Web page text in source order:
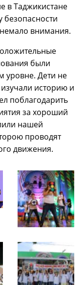
в Таджикистане
безопасности
внимания.
были
уровне. Дети не
историю и
поблагодарить
за хороший
нашей
проводят
движения.